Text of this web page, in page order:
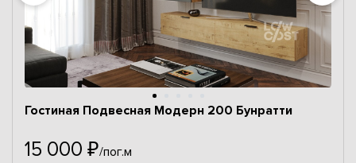
Гостиная Подвесная Модерн 200 Бунратти
15 000 ₽/пог.м